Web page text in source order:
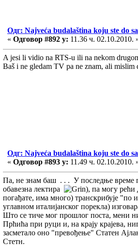
Одг: Najveća budalaština koju ste do
« Одговор #892 у: 11.36 ч. 02.10.2010.
A jesi li vidio na RTS-u ili na nekom
Baš i ne gledam TV pa ne znam, ali
Одг: Najveća budalaština koju ste do
« Одговор #893 у: 11.49 ч. 02.10.2010.
Па, не знам баш . . . У последње време
обавезна лектира
), па могу рећи
погађате, има много) транскрибује "по
углавном италијанског порекла)
Што се тиче мог прошлог поста, мени
Прћића при руци и, на крају крајева,
засметало оно "превођење" Статен
Стетн.